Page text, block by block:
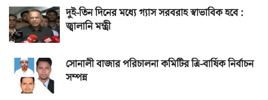
দুই-তিন দিনের মধ্যে গ্যাস সরবরাহ স্বাভাবিক হবে :
জ্বালানি মন্ত্রী
সোনালী বাজার পরিচালনা কমিটির ত্রি-বার্ষিক নির্বাচন
সম্পন্ন